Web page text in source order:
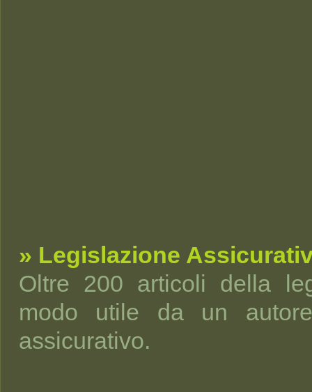
» Legislazione
Oltre 200 articoli della
modo utile da un
assicurativo.